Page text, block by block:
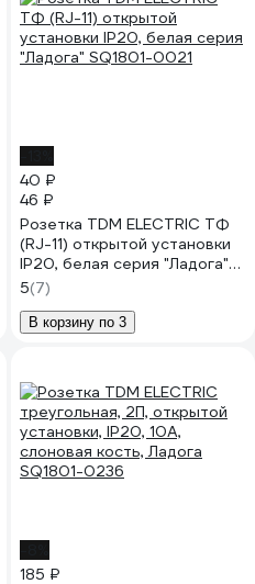
40 ₽
46 ₽
Розетка TDM ELECTRIC TФ
(RJ-11) открытой установки
IP20, белая серия "Ладога"
SQ1801-0021
5(7)
В корзину по 3
185 ₽